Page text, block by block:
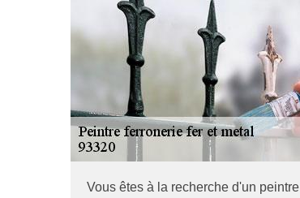
Vous êtes à la recherche d'un peintre